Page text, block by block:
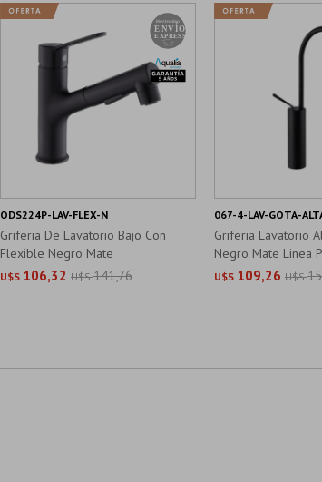
Griferia De Lavatorio Bajo Con
Flexible Negro Mate
U$S 106,32 U$S 141,76
ODS224P-LAV-FLEX-N
Griferia Lavatorio
Negro Mate Linea
U$S 109,26 U$S
067-4-LAV-GOTA-